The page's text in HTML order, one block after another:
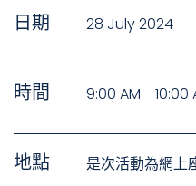
日期 28 July 2024
時間 9:00 AM - 10:00
地點 是次活動為網上